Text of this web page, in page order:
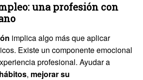
una profesión con
implica algo más que aplicar
Existe un componente emocional
profesional. Ayudar a
, mejorar su